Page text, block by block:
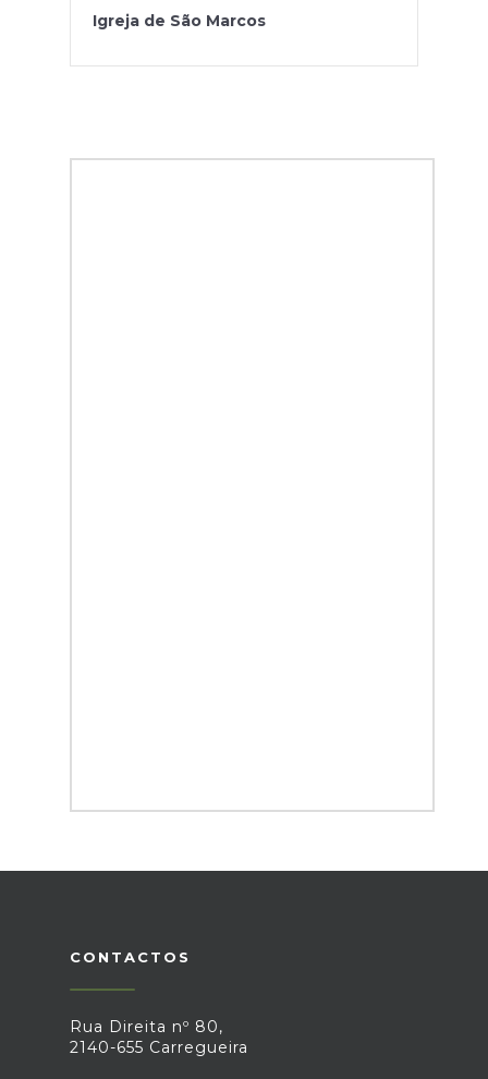
Igreja de São Marcos
CONTACTOS
Rua Direita nº 80,
2140-655 Carregueira